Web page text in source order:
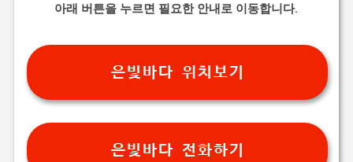
아래 버튼을 누르면 필요한 안내로 이동합니다.
은빛바다 위치보기
은빛바다 전화하기